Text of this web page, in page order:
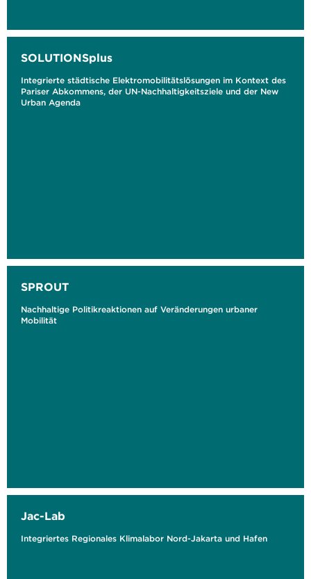
SOLUTIONSplus
Integrierte städtische Elektromobilitätslösungen im Kontext des
Pariser Abkommens, der UN-Nachhaltigkeitsziele und der New
Urban Agenda
SPROUT
Nachhaltige Politikreaktionen auf Veränderungen urbaner
Mobilität
Jac-Lab
Integriertes Regionales Klimalabor Nord-Jakarta und Hafen